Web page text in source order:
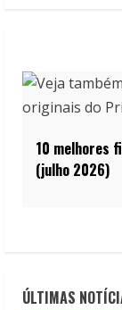
10 melhores
(julho 2026)
ÚLTIMAS